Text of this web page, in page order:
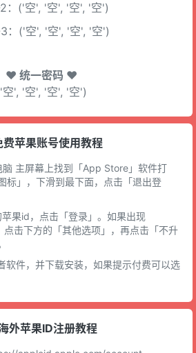
：('空', '空', '空', '空')
：('空', '空', '空', '空')
♥ 统一密码 ♥
空', '空', '空', '空')
苹果账号使用教程
脑 主屏幕上找到「App Store」软件打
标」，下滑到最下面，点击「退出登
果id，点击「登录」。如果出现
点击下方的「其他选项」，再点击「不升
软件，并下载安装，如果提示付费可以选
外苹果ID注册教程